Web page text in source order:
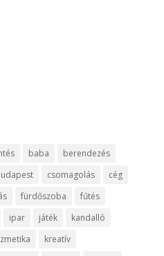
baba
berendezés
csomagolás
cég
fürdőszoba
fűtés
ipar játék
kandalló
kreatív